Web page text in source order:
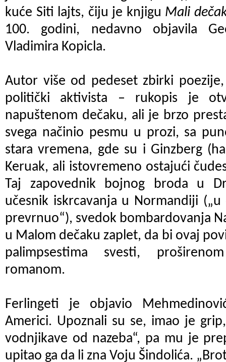
kuće Siti lajts, čiju je knjigu Mali
100. godini, nedavno objavila
Vladimira Kopicla.
Autor više od pedeset zbirki
politički aktivista – rukopis je
napuštenom dečaku, ali je brzo
svega načinio pesmu u prozi, sa
stara vremena, gde su i Ginzberg
Keruak, ali istovremeno ostajući
Taj zapovednik bojnog broda u
učesnik iskrcavanja u Normandiji
prevrnuo“), svedok bombardovanja
u Malom dečaku zaplet, da bi ovaj
palimpsestima svesti,
romanom.
Ferlingeti je objavio
Americi. Upoznali su se, imao je
vodnjikave od nazeba“, pa mu je
upitao ga da li zna Voju Šindolića.